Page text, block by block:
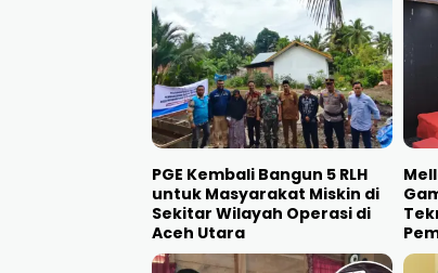
PGE Kembali Bangun 5 RLH
untuk Masyarakat Miskin di
Sekitar Wilayah Operasi di
Aceh Utara